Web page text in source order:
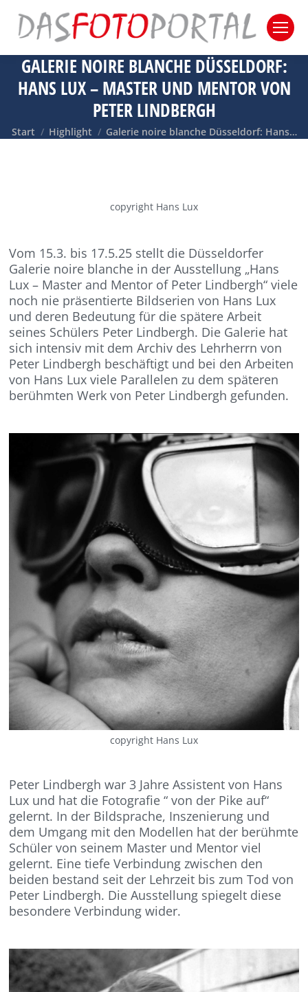
GALERIE NOIRE BLANCHE DÜSSELDORF:
HANS LUX – MASTER UND MENTOR VON
PETER LINDBERGH
Sie befinden sich hier:
Start Highlight Galerie noire blanche Düsseldorf: Hans…
copyright Hans Lux
Vom 15.3. bis 17.5.25 stellt die Düsseldorfer
Galerie noire blanche in der Ausstellung „Hans
Lux – Master and Mentor of Peter Lindbergh“ viele
noch nie präsentierte Bildserien von Hans Lux
und deren Bedeutung für die spätere Arbeit
seines Schülers Peter Lindbergh. Die Galerie hat
sich intensiv mit dem Archiv des Lehrherrn von
Peter Lindbergh beschäftigt und bei den Arbeiten
von Hans Lux viele Parallelen zu dem späteren
berühmten Werk von Peter Lindbergh gefunden.
copyright Hans Lux
Peter Lindbergh war 3 Jahre Assistent von Hans
Lux und hat die Fotografie “ von der Pike auf“
gelernt. In der Bildsprache, Inszenierung und
dem Umgang mit den Modellen hat der berühmte
Schüler von seinem Master und Mentor viel
gelernt. Eine tiefe Verbindung zwischen den
beiden bestand seit der Lehrzeit bis zum Tod von
Peter Lindbergh. Die Ausstellung spiegelt diese
besondere Verbindung wider.